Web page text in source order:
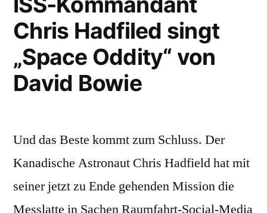
Hut
Chris Hadfiled singt
„Space Oddity“ von
David Bowie
Und das Beste kommt zum Schluss. Der
Kanadische Astronaut Chris Hadfield hat mit
seiner jetzt zu Ende gehenden Mission die
Messlatte in Sachen Raumfahrt-Social-Media